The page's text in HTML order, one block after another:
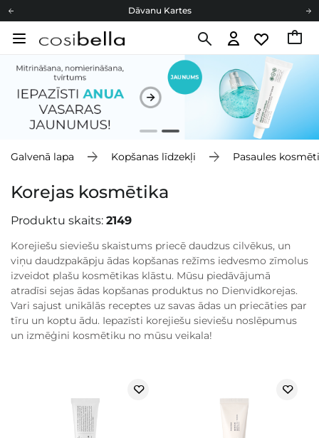
Cosibella lojalitātes programma
Bezmaskas piegāde no 49,00 €
Cosibella lojalitātes programma
Bezmaskas piegāde no 49,00 €
Galvenā lapa Kopšanas līdzekļi Pasaules
Korejas kosmētika
Produktu skaits: 2149
Korejiešu sieviešu skaistums priecē daudzus cilvēkus, un
viņu daudzpakāpju ādas kopšanas režīms iedvesmo zīmolus
izveidot plašu kosmētikas klāstu. Mūsu piedāvājumā
atradīsi sejas ādas kopšanas produktus no Dienvidkorejas.
Vari sajust unikālās receptes uz savas ādas un priecāties par
tīru un koptu ādu. Iepazīsti korejiešu sieviešu noslēpumus
un izmēģini kosmētiku no mūsu veikala!